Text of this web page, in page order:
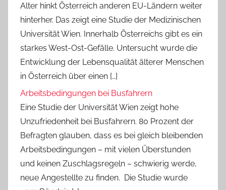
Alter hinkt Österreich anderen EU-Ländern weiter
hinterher. Das zeigt eine Studie der Medizinischen
Universität Wien. Innerhalb Österreichs gibt es ein
starkes West-Ost-Gefälle. Untersucht wurde die
Entwicklung der Lebensqualität älterer Menschen
in Österreich über einen […]
Arbeitsbedingungen bei Busfahrern
Eine Studie der Universität Wien zeigt hohe
Unzufriedenheit bei Busfahrern. 80 Prozent der
Befragten glauben, dass es bei gleich bleibenden
Arbeitsbedingungen – mit vielen Überstunden
und keinen Zuschlagsregeln – schwierig werde,
neue Angestellte zu finden. Die Studie wurde